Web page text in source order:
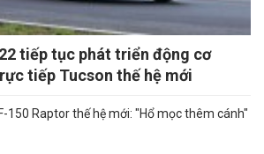
tiếp tục phát triển động cơ
tiếp Tucson thế hệ mới
150 Raptor thế hệ mới: "Hổ mọc thêm cánh"